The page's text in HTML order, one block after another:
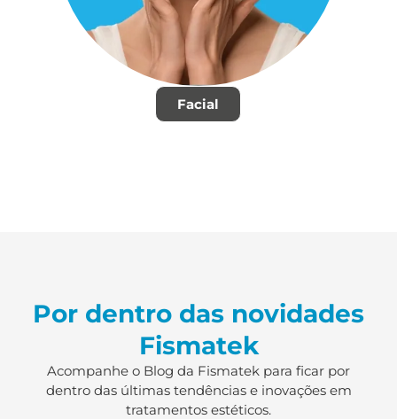
Facial
Por dentro das novidades
Fismatek
Acompanhe o Blog da Fismatek para ficar por
dentro das últimas tendências e inovações em
tratamentos estéticos.